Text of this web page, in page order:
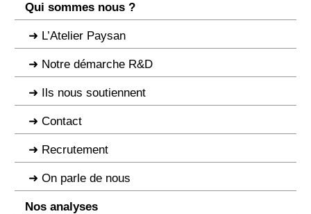
Qui sommes nous ?
L’Atelier Paysan
Notre démarche R&D
Ils nous soutiennent
Contact
Recrutement
On parle de nous
Nos analyses